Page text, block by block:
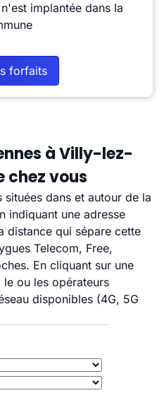
implantée dans la
forfaits
à Villy-lez-
chez vous
dans et autour de la
indiquant une adresse
distance qui sépare cette
Telecom, Free,
En cliquant sur une
ou les opérateurs
disponibles (4G, 5G